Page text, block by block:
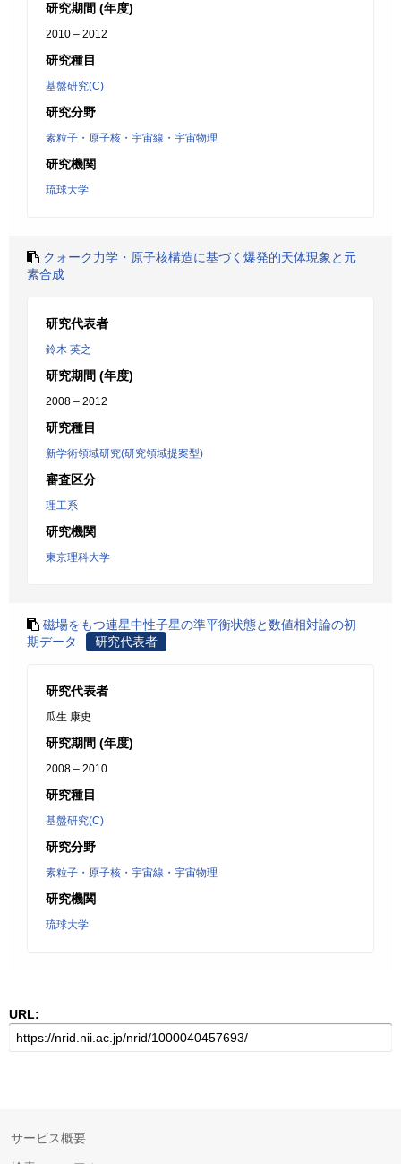
研究期間 (年度)
2010 – 2012
研究種目
基盤研究(C)
研究分野
素粒子・原子核・宇宙線・宇宙物理
研究機関
琉球大学
クォーク力学・原子核構造に基づく爆発的天体現象と元
素合成
研究代表者
鈴木 英之
研究期間 (年度)
2008 – 2012
研究種目
新学術領域研究(研究領域提案型)
審査区分
理工系
研究機関
東京理科大学
磁場をもつ連星中性子星の準平衡状態と数値相対論の初
期データ
研究代表者
研究代表者
瓜生 康史
研究期間 (年度)
2008 – 2010
研究種目
基盤研究(C)
研究分野
素粒子・原子核・宇宙線・宇宙物理
研究機関
琉球大学
URL:
サービス概要